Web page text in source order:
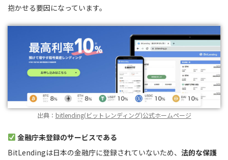
抱かせる要因になっています。
出典： bitlending(ビットレンディング)公式ホームページ
金融庁未登録のサービスである
BitLendingは日本の金融庁に登録されていないため、 法的な保護